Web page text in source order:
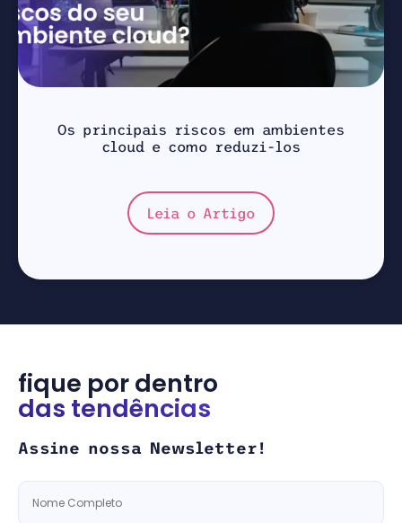
Os principais riscos em ambientes
cloud e como reduzi-los
Leia o Artigo
fique por dentro
das tendências
Assine nossa Newsletter!